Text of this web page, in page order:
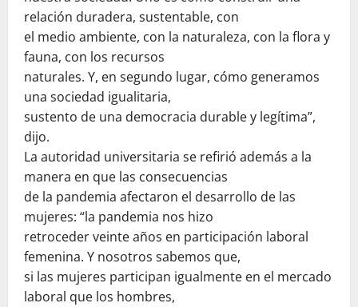
relación duradera, sustentable, con
el medio ambiente, con la naturaleza, con la flora y
fauna, con los recursos
naturales. Y, en segundo lugar, cómo generamos
una sociedad igualitaria,
sustento de una democracia durable y legítima”,
dijo.
La autoridad universitaria se refirió además a la
manera en que las consecuencias
de la pandemia afectaron el desarrollo de las
mujeres: “la pandemia nos hizo
retroceder veinte años en participación laboral
femenina. Y nosotros sabemos que,
si las mujeres participan igualmente en el mercado
laboral que los hombres,